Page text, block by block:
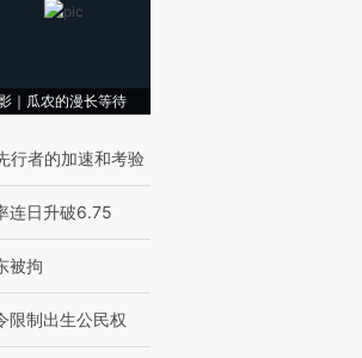
｜瓜农的漫长等待
行者的加速和考验
连日升破6.75
被拘
限制出生公民权